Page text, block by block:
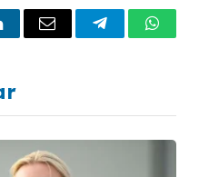
Email Telegram